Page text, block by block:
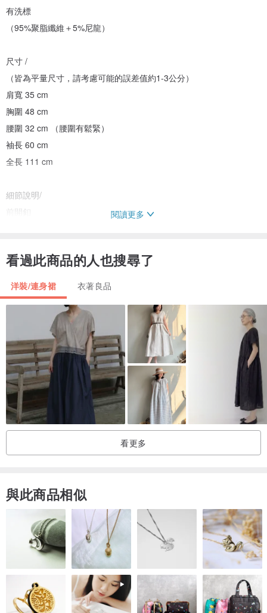
有洗標
（95%聚脂纖維＋5%尼龍）
尺寸 /
（皆為平量尺寸，請考慮可能的誤差值約1-3公分）
肩寬 35 cm
胸圍 48 cm
腰圍 32 cm （腰圍有鬆緊）
袖長 60 cm
全長 111 cm
細節說明/
前開釦
布料有亮亮的橫紋
袖口有一顆釦子
領圍及袖口有荷葉邊設計
model身高 168cm （供參考）
注意事項 /
＊下標前請詳閱設計館交易政策
＊請先理解古著之定義後，確認尺寸後再進行下單
＊本設計館部分國家尚未設置國際運費，如需購買請先私訊詢問
＊商品在不破壞古著風味的前提下已經整理過，請放心下標。
閱讀更多
看過此商品的人也搜尋了
洋裝/連身裙 衣著良品
看更多
與此商品相似